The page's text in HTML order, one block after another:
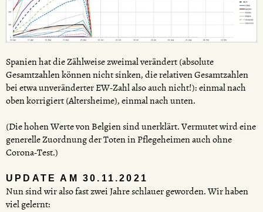
Spanien hat die Zählweise zweimal verändert (absolute
Gesamtzahlen können nicht sinken, die relativen Gesamtzahlen
bei etwa unveränderter EW-Zahl also auch nicht!): einmal nach
oben korrigiert (Altersheime), einmal nach unten.
(Die hohen Werte von Belgien sind unerklärt. Vermutet wird eine
generelle Zuordnung der Toten in Pflegeheimen auch ohne
Corona-Test.)
UPDATE AM 30.11.2021
Nun sind wir also fast zwei Jahre schlauer geworden. Wir haben
viel gelernt: